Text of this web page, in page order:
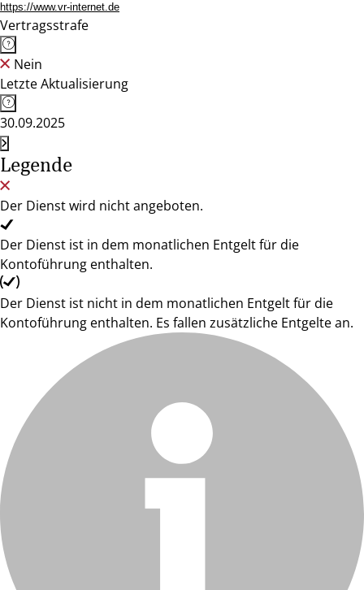
https://www.vr-internet.de
Vertragsstrafe
Nein
Letzte Aktualisierung
30.09.2025
Legende
Der Dienst wird nicht angeboten.
Der Dienst ist in dem monatlichen Entgelt für die
Kontoführung enthalten.
Der Dienst ist nicht in dem monatlichen Entgelt für die
Kontoführung enthalten. Es fallen zusätzliche Entgelte an.